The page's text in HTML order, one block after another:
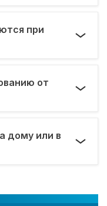
при
от
дому или в